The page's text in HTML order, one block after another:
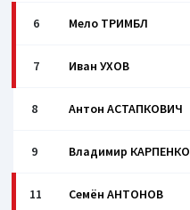
6 Мело ТРИМБЛ
7 Иван УХОВ
8 Антон АСТАПКОВИЧ
9 Владимир КАРПЕНКО
11 Семён АНТОНОВ